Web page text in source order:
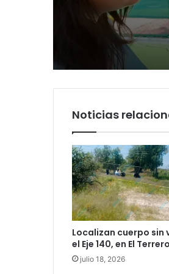
Luis
rumbo a
Noticias
Localizan cuerpo sin
el Eje 140, en El Terrero
julio 18, 2026